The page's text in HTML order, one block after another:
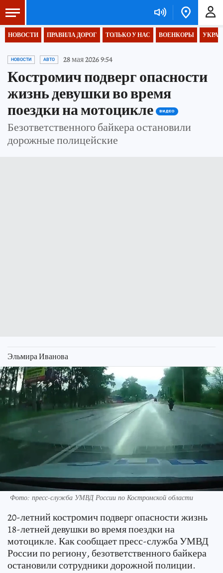
НОВОСТИ ПРАВИЛА ДОРОГ ТОЛЬКО У НАС ВОЕНКОРЫ
НОВОСТИ АВТО 28 мая 2026 9:54
Костромич подверг опасности
жизнь девушки во время
поездки на мотоцикле
ВИДЕО
Безответственного байкера остановили
дорожные полицейские
Эльмира Иванова
Фото: пресс-служба УМВД России по Костромской области
20-летний костромич подверг опасности жизнь
18-летней девушки во время поездки на
мотоцикле. Как сообщает пресс-служба УМВД
России по региону, безответственного байкера
остановили сотрудники дорожной полиции.